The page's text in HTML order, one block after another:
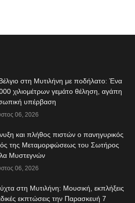
στη Μυτιλήνη με ποδήλατο: Ένα
χιλιομέτρων γεμάτο θέληση, αγάπη
υπέρβαση
06, 2026
και πλήθος πιστών ο πανηγυρικός
της Μεταμορφώσεως του Σωτήρος
Μυστεγνών
06, 2026
στη Μυτιλήνη: Μουσική, εκπλήξεις
εκπτώσεις την Παρασκευή 7